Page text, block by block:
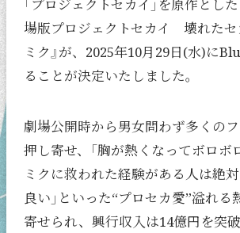
「プロジェクトセカイ」を原作とし
場版プロジェクトセカイ 壊れたセ
ミク』が、2025年10月29日(水)に
ることが決定いたしました。
劇場公開時から男女問わず多くの
押し寄せ、「胸が熱くなってボロボ
ミクに救われた経験がある人は絶
良い」といった“プロセカ愛”溢れる
寄せられ、興行収入は14億円を突破